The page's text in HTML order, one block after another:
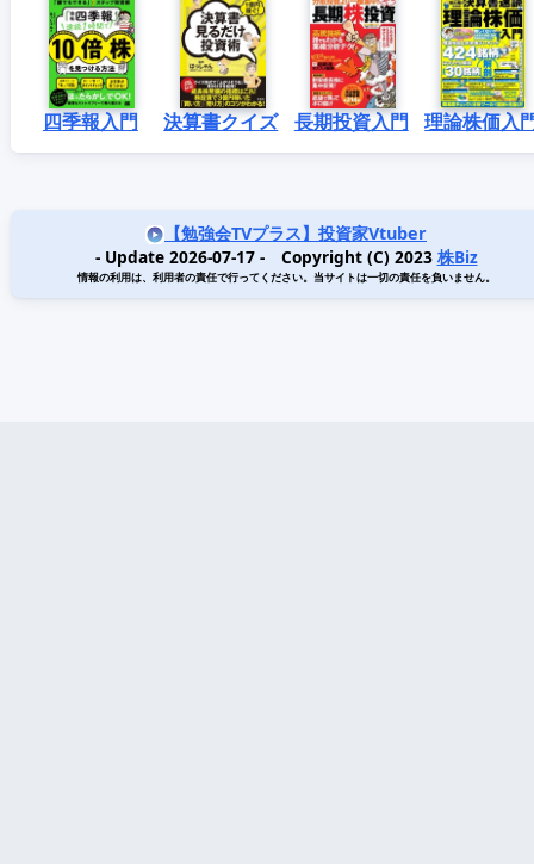
四季報入門 決算書クイズ 長期投資入門 理論株価入
【勉強会TVプラス】投資家Vtuber
- Update 2026-07-17 - Copyright (C) 2023 株Biz
情報の利用は、利用者の責任で行ってください。当サイトは一切の責任を負いません。